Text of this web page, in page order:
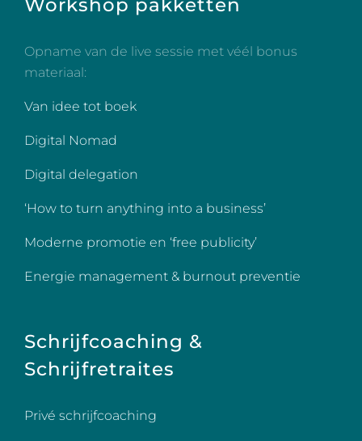
Workshop pakketten
Opname van de live sessie met véél bonus
materiaal:
Van idee tot boek
Digital Nomad
Digital delegation
‘How to turn anything into a business’
Moderne promotie en ‘free publicity’
Energie management & burnout preventie
Schrijfcoaching &
Schrijfretraites
Privé schrijfcoaching